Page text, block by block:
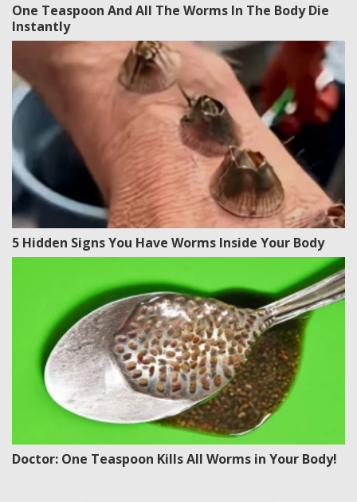
One Teaspoon And All The Worms In The Body Die
Instantly
5 Hidden Signs You Have Worms Inside Your Body
Doctor: One Teaspoon Kills All Worms in Your Body!